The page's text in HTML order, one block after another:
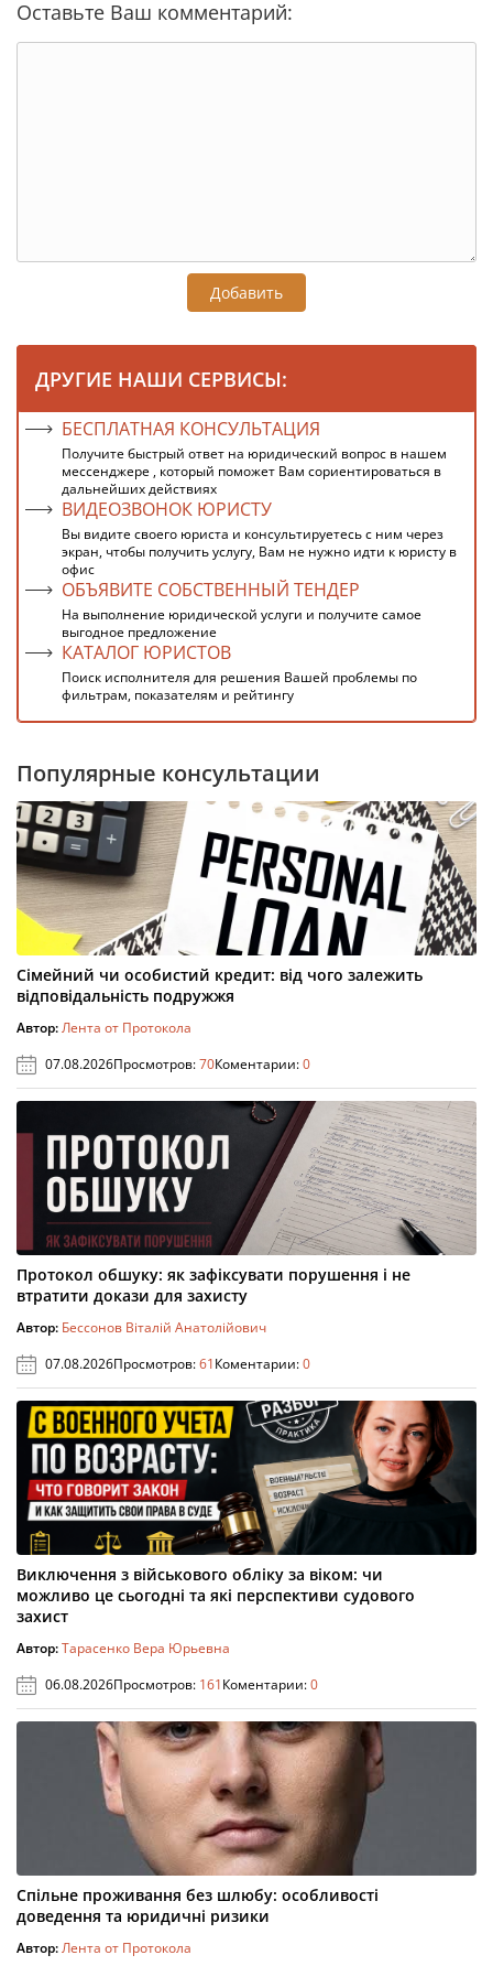
Оставьте Ваш комментарий:
Добавить
ДРУГИЕ НАШИ СЕРВИСЫ:
БЕСПЛАТНАЯ КОНСУЛЬТАЦИЯ
Получите быстрый ответ на юридический вопрос в нашем
мессенджере , который поможет Вам сориентироваться в
дальнейших действиях
ВИДЕОЗВОНОК ЮРИСТУ
Вы видите своего юриста и консультируетесь с ним через
экран, чтобы получить услугу, Вам не нужно идти к юристу в
офис
ОБЪЯВИТЕ СОБСТВЕННЫЙ ТЕНДЕР
На выполнение юридической услуги и получите самое
выгодное предложение
КАТАЛОГ ЮРИСТОВ
Поиск исполнителя для решения Вашей проблемы по
фильтрам, показателям и рейтингу
Популярные консультации
Сімейний чи особистий кредит: від чого залежить
відповідальність подружжя
Автор:Лента от Протокола
07.08.2026Просмотров:70Коментарии:0
Протокол обшуку: як зафіксувати порушення і не
втратити докази для захисту
Автор: Бессонов Віталій Анатолійович
07.08.2026Просмотров:61Коментарии:0
Виключення з військового обліку за віком: чи
можливо це сьогодні та які перспективи судового
захист
Автор:Тарасенко Вера Юрьевна
06.08.2026Просмотров: 161Коментарии:0
Спільне проживання без шлюбу: особливості
доведення та юридичні ризики
Автор:Лента от Протокола